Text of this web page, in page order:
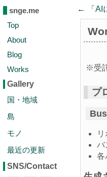
snge.me
Top
About
Blog
Works
Gallery
国・地域
島
モノ
最近の更新
SNS/Contact
← 「 AI
※受
プ
バ
各